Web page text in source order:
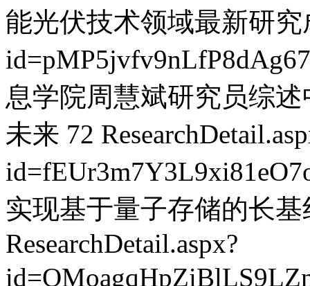
能光伏技术领域最新研究
息学院周慧斌研究员综
未来 72
实现基于量子存储的长
ResearchDetail.aspx?